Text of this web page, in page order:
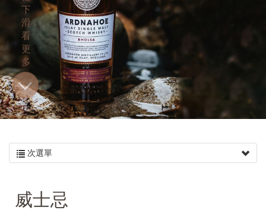
下
滑
看
更
多
次選單
威士忌